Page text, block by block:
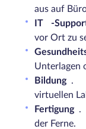
aus auf
IT
-
vor Ort zu
Unterlagen
Bildung .
virtuellen
Fertigung .
der Ferne.